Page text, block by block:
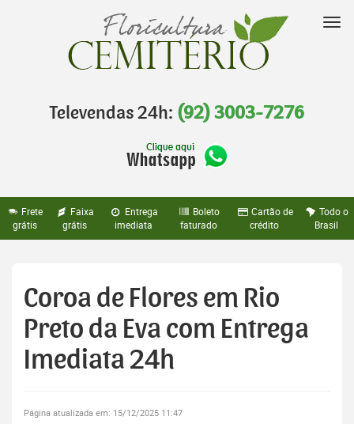
Televendas 24h: (92) 3003-7276
Frete
grátis
Faixa
grátis
Entrega
imediata
Boleto
faturado
Cartão de
crédito
Todo o
Brasil
Coroa de Flores em Rio
Preto da Eva com Entrega
Imediata 24h
Página atualizada em: 15/12/2025 11:47